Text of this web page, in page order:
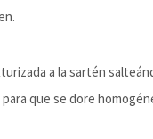
a la sartén
que se dore